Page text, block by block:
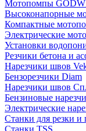
Мотопомпы
Высоконапорные
Компактные
Электрические
Установки
Резчики бетона и
Нарезчики швов
Бензорезчики Diam
Нарезчики швов
Бензиновые
Электрические
Станки для резки и
Станки TSS